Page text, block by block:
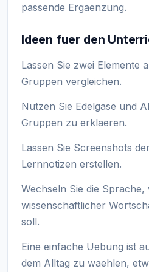
passende Ergaenzung.
Ideen fuer den
Lassen Sie zwei Elemente
Gruppen vergleichen.
Nutzen Sie Edelgase und
Gruppen zu erklaeren.
Lassen Sie Screenshots
Lernnotizen erstellen.
Wechseln Sie die Sprache,
wissenschaftlicher
soll.
Eine einfache Uebung ist
dem Alltag zu waehlen,